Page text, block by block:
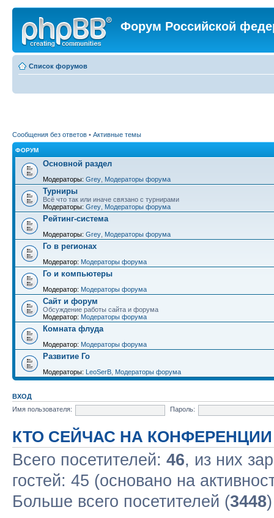
Форум Российской
Список форумов
Сообщения без ответов • Активные темы
ФОРУМ
Основной раздел
Модераторы: Grey Модераторы форума
Турниры
Всё что так или иначе связано с турнирами
Модераторы: Grey Модераторы форума
Рейтинг-система
Модераторы: Grey Модераторы форума
Го в регионах
Модератор: Модераторы форума
Го и компьютеры
Модератор: Модераторы форума
Сайт и форум
Обсуждение работы сайта и форума
Модератор: Модераторы форума
Комната флуда
Модератор: Модераторы форума
Развитие Го
Модераторы: LeoSerB Модераторы форума
ВХОД
Имя пользователя:
Пароль:
КТО СЕЙЧАС НА КОНФЕРЕНЦИИ
Всего посетителей: 46, из них
гостей: 45 (основано на
Больше всего посетителей (3448